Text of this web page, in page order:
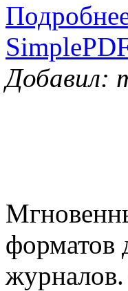
Добавил:
форматов
журналов.